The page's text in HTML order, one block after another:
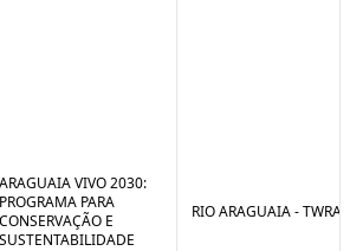
ARAGUAIA VIVO 2030:
PROGRAMA PARA
CONSERVAÇÃO E
SUSTENTABILIDADE
RIO ARAGUAIA - TWRA